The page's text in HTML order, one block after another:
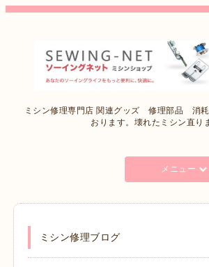
ミシン修理専門店 関連グッズ 修理部品 消耗
おります。壊れたミシン直り
メニュー
ミシン修理ブログ